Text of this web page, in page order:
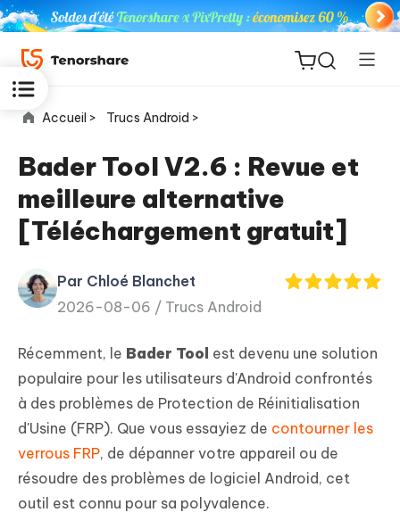
ReiBoot
for iOS
PDNob
PDF
New
iAnyGo
Accueil > Trucs Android >
Bader Tool V2.6 : Revue et
meilleure alternative
[Téléchargement gratuit]
Par Chloé Blanchet
2026-08-06 / Trucs Android
Récemment, le Bader Tool est devenu une solution
populaire pour les utilisateurs d'Android confrontés
à des problèmes de Protection de Réinitialisation
d'Usine (FRP). Que vous essayiez de contourner les
verrous FRP, de dépanner votre appareil ou de
résoudre des problèmes de logiciel Android, cet
outil est connu pour sa polyvalence.